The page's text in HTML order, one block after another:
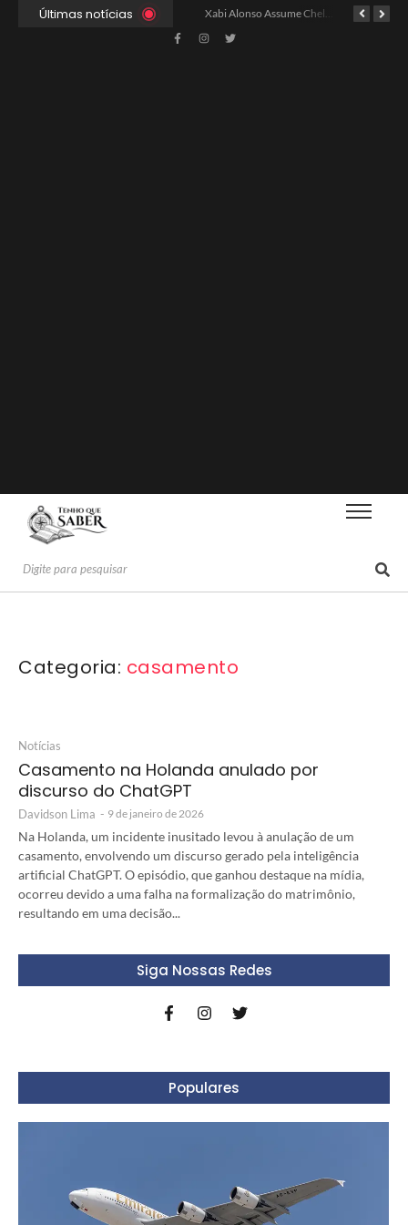
Últimas notícias Ancelotti Avalia Elenco Final para Convocação da Copa Xabi Alonso Assume Chelsea: Nova Estratégia Gerencial e Contrato Até 2030
Categoria: casamento
Notícias
Casamento na Holanda anulado por
discurso do ChatGPT
Davidson Lima - 9 de janeiro de 2026
Na Holanda, um incidente inusitado levou à anulação de um
casamento, envolvendo um discurso gerado pela inteligência
artificial ChatGPT. O episódio, que ganhou destaque na mídia,
ocorreu devido a uma falha na formalização do matrimônio,
resultando em uma decisão...
Siga Nossas Redes
Populares